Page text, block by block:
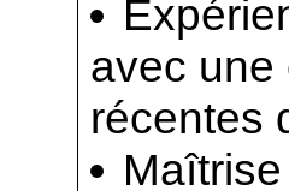
avec une
récentes